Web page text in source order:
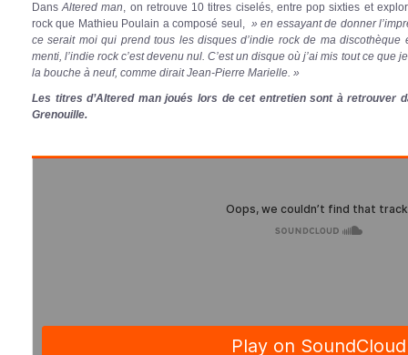
DansAltered man
, on retrouve 10 titres ciselés, entre pop sixties et
rock que Mathieu Poulain a composé seul,
» en essayant de donner
ce serait moi qui prend tous les disques d’indie rock de ma discothèque
menti, l’indie rock c’est devenu nul. C’est un disque où j’ai mis tout ce que
la bouche à neuf, comme dirait Jean-Pierre Marielle. »
Les titres d’Altered man joués lors de cet entretien sont à retrouver
Grenouille.